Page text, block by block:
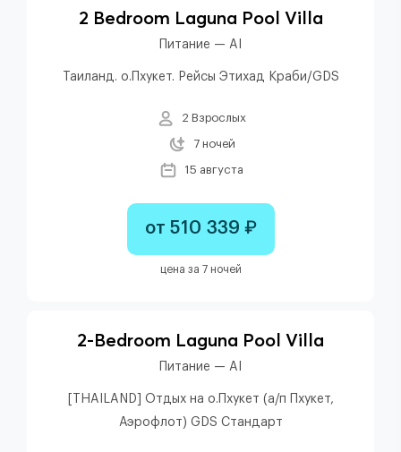
2 Bedroom Laguna Pool Villa
Питание — AI
Таиланд. о.Пхукет. Рейсы Этихад Краби/GDS
2 Взрослых
7 ночей
15 августа
от 510 339 ₽
цена за 7 ночей
2-Bedroom Laguna Pool Villa
Питание — AI
[THAILAND] Отдых на о.Пхукет (а/п Пхукет,
Аэрофлот) GDS Стандарт